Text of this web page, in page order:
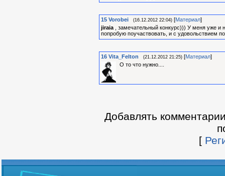
15 Vorobei (16.12.2012 22:04) [Материал]
jiraia
, замечательный конкурс))) У меня уже и
попробую поучаствовать, и с удовольствием
16 Vita_Felton (21.12.2012 21:25) [Материал]
О то что нужно....
Добавлять
[